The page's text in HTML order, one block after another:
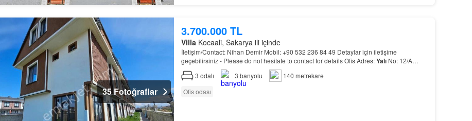
35 Fotoğraflar
3.700.000 TL
Villa Kocaali, Sakarya ili içinde
İletişim/Contact: Nihan Demir Mobil: +90 532 236 84 49 Detaylar için iletişime
geçebilirsiniz - Please do not hesitate to contact for details Ofis Adres:YalıNo: 12/A
Kocaali - Sakarya - TÜRKİYE…
3 odalı 3 banyolu
140 metrekare
Ofis odası